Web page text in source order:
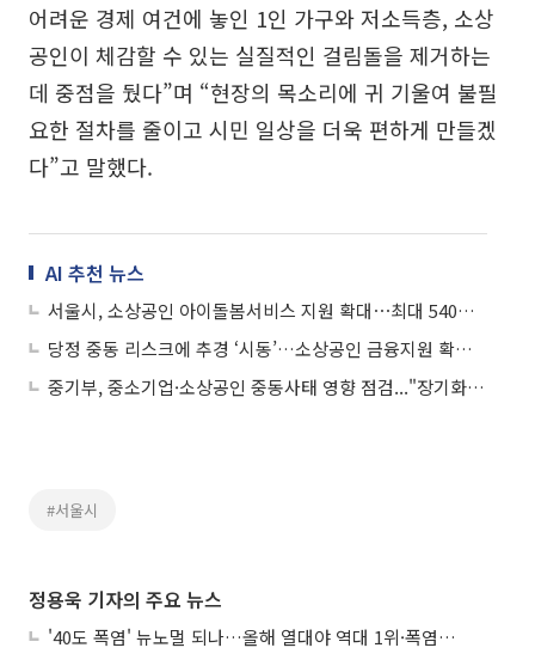
어려운 경제 여건에 놓인 1인 가구와 저소득층, 소상
공인이 체감할 수 있는 실질적인 걸림돌을 제거하는
데 중점을 뒀다”며 “현장의 목소리에 귀 기울여 불필
요한 절차를 줄이고 시민 일상을 더욱 편하게 만들겠
다”고 말했다.
AI 추천 뉴스
서울시, 소상공인 아이돌봄서비스 지원 확대⋯최대 540만 원 제공
당정 중동 리스크에 추경 ‘시동’…소상공인 금융지원 확대 검토
중기부, 중소기업·소상공인 중동사태 영향 점검..."장기화 대비 총력"
#서울시
정용욱 기자의 주요 뉴스
'40도 폭염' 뉴노멀 되나…올해 열대야 역대 1위·폭염일수 평년 3배 넘어